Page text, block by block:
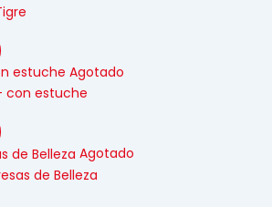
Agotado
con estuche
Agotado
de Belleza